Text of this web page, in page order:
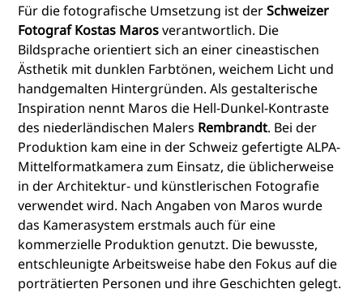
Für die fotografische Umsetzung ist derSchweizer
Fotograf Kostas Marosverantwortlich. Die
Bildsprache orientiert sich an einer cineastischen
Ästhetik mit dunklen Farbtönen, weichem Licht und
handgemalten Hintergründen. Als gestalterische
Inspiration nennt Maros die Hell-Dunkel-Kontraste
des niederländischen Malers Rembrandt. Bei der
Produktion kam eine in der Schweiz gefertigte ALPA-
Mittelformatkamera zum Einsatz, die üblicherweise
in der Architektur- und künstlerischen Fotografie
verwendet wird. Nach Angaben von Maros wurde
das Kamerasystem erstmals auch für eine
kommerzielle Produktion genutzt. Die bewusste,
entschleunigte Arbeitsweise habe den Fokus auf die
porträtierten Personen und ihre Geschichten gelegt.